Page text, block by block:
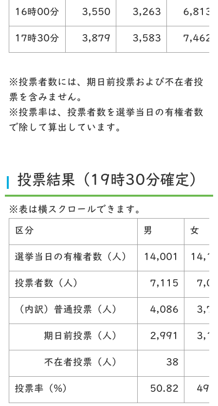
16時00分 3,550 3,263 6,813
17時30分 3,879 3,583 7,462
※投票者数には、期日前投票および不在者投
票を含みません。
※投票率は、投票者数を選挙当日の有権者数
で除して算出しています。
投票結果（19時30分確定）
※表は横スクロールできます。
区分 男 女
選挙当日の有権者数（人） 14,001
投票者数（人） 7,115
（内訳）普通投票（人） 4,086
期日前投票（人） 2,991
不在者投票（人） 38
投票率（%） 50.82